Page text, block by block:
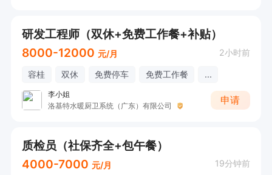
研发工程师（双休+免费工作餐+补贴）
8000-12000 元/月 2小时前
容桂 双休 免费停车 免费工作餐 ...
李小姐
洛基特水暖厨卫系统（广东）有限公司
申请
质检员（社保齐全+包午餐）
4000-7000 元/月 19分钟前